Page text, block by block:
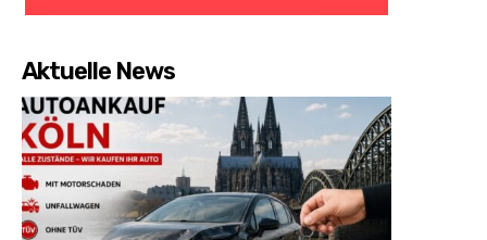
Aktuelle News